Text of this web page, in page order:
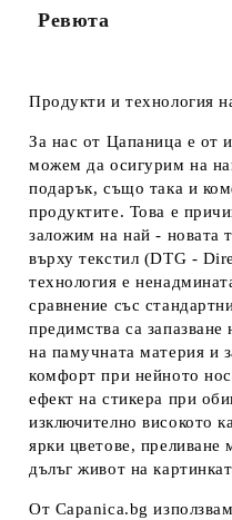
Ревюта
Продукти и технология
За нас от Цапаница е от
можем да осигурим на
подарък, също така и
продуктите. Това е
заложим на най - новата
върху текстил (DTG -
технология е
сравнение със
предимства са
на памучната материя и
комфорт при нейното
ефект на стикера при
изключително високото
ярки цветове,
дълъг живот на
От Capanica.bg